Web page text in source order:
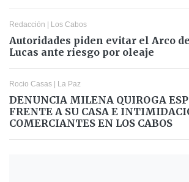
Redacción Los Cabos
Autoridades piden evitar el Arco de
Lucas ante riesgo por oleaje
Rocio Casas La Paz
DENUNCIA MILENA QUIROGA
FRENTE A SU CASA E
COMERCIANTES EN LOS CABOS